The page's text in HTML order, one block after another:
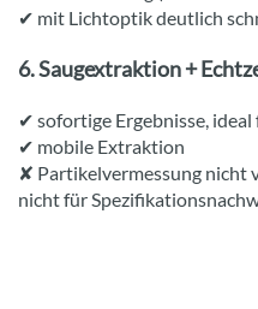
✔ mit Lichtoptik deutlich
6. Saugextraktion +
✔ sofortige Ergebnisse,
✔ mobile Extraktion
✘ Partikelvermessung nicht
nicht für